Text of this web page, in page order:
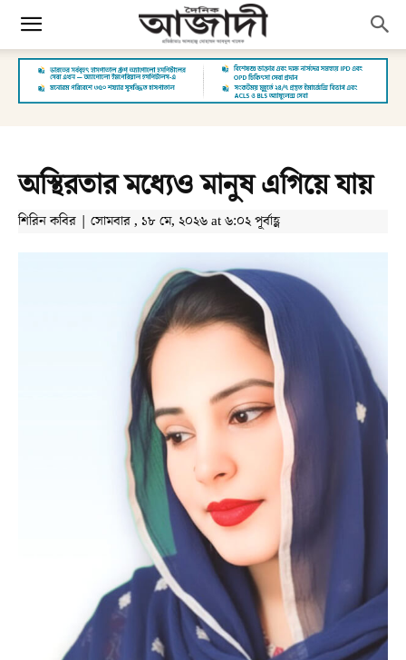
অস্থিরতার মধ্যেও মানুষ এগিয়ে যায়
শিরিন কবির | সোমবার , ১৮ মে, ২০২৬ at ৬:০২ পূর্বাহ্ণ